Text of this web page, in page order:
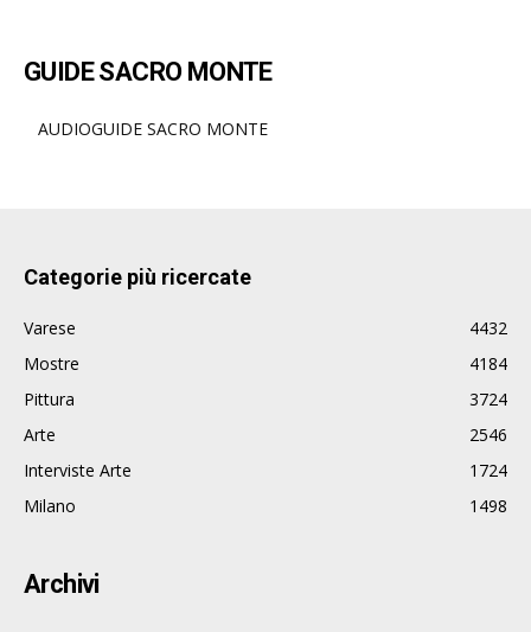
GUIDE SACRO MONTE
AUDIOGUIDE SACRO MONTE
Categorie più ricercate
Varese
4432
Mostre
4184
Pittura
3724
Arte
2546
Interviste Arte
1724
Milano
1498
Archivi